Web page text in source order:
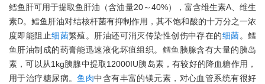
鳕鱼肝可用于提取鱼肝油（含油量20～40%），富含维生素A、维生
素D。鳕鱼肝油对结核杆菌有抑制作用，其不饱和酸的十万分之一浓
度即能阻止细菌繁殖。肝油还可消灭传染性创伤中存在的细菌。鳕
鱼肝油制成的药膏能迅速液化坏疽组织。鳕鱼胰腺含有大量的胰岛
素，可以从1kg胰腺中提取12000IU胰岛素，有较好的降血糖作用，
用于治疗糖尿病。鱼肉中含有丰富的镁元素，对心血管系统有很好